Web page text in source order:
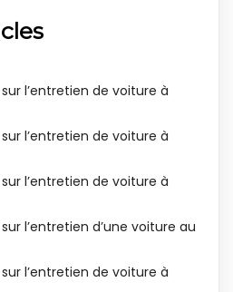
l’entretien de voiture à
l’entretien de voiture à
l’entretien de voiture à
l’entretien d’une voiture au
l’entretien de voiture à